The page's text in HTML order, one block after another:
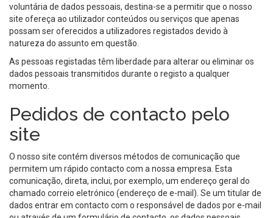
voluntária de dados pessoais, destina-se a permitir que o nosso
site ofereça ao utilizador conteúdos ou serviços que apenas
possam ser oferecidos a utilizadores registados devido à
natureza do assunto em questão.
As pessoas registadas têm liberdade para alterar ou eliminar os
dados pessoais transmitidos durante o registo a qualquer
momento.
Pedidos de contacto pelo
site
O nosso site contém diversos métodos de comunicação que
permitem um rápido contacto com a nossa empresa. Esta
comunicação, direta, inclui, por exemplo, um endereço geral do
chamado correio eletrónico (endereço de e-mail). Se um titular de
dados entrar em contacto com o responsável de dados por e-mail